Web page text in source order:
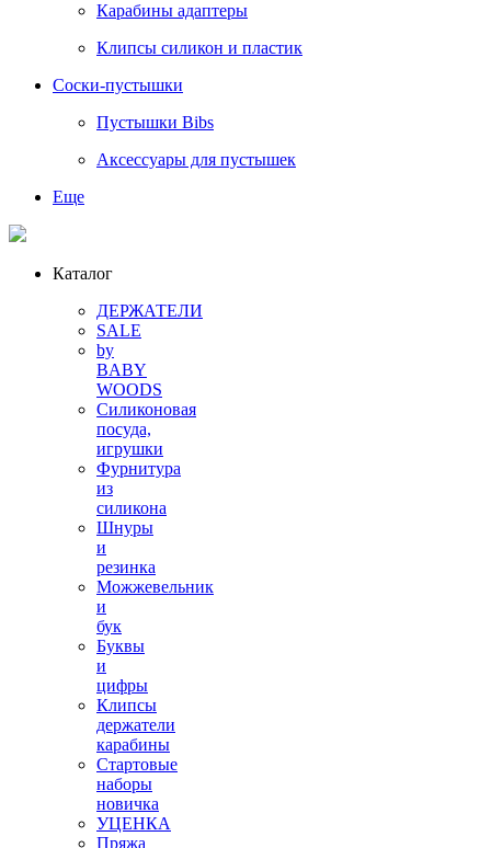
Карабины адаптеры
Клипсы силикон и пластик
Соски-пустышки
Пустышки Bibs
Аксессуары для пустышек
Еще
Каталог
ДЕРЖАТЕЛИ
SALE
by
BABY
WOODS
Силиконовая
посуда,
игрушки
Фурнитура
из
силикона
Шнуры
и
резинка
Можжевельник
и
бук
Буквы
и
цифры
Клипсы
держатели
карабины
Стартовые
наборы
новичка
УЦЕНКА
Пряжа